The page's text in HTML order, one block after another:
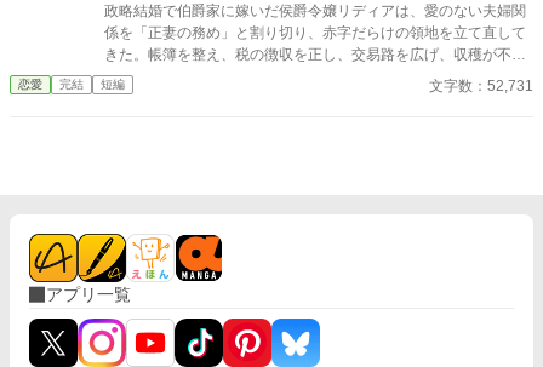
て一発逆転イージーモード!? 前代未聞の難易度激甘ファンタジ
ー、開幕！
政略結婚で伯爵家に嫁いだ侯爵令嬢リディアは、愛のない夫婦関
係を「正妻の務め」と割り切り、赤字だらけの領地を立て直して
きた。帳簿を整え、税の徴収を正し、交易路を広げ、収穫が不安
定な年には備蓄を回す――伯爵家の体裁を保ってきたのは、いつ
も彼女の実務だった。 だがある日、夫オスヴァルドが屋敷に連れ
恋愛 完結 短編 文字数：52,731
アプリ一覧